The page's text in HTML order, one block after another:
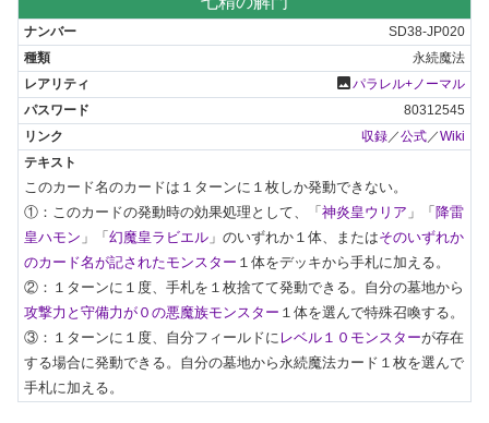
SD38-JP020
永続魔法
photoパラレル+ノーマル
80312545
収録／公式／Wiki
このカード名のカードは１ターンに１枚しか発動できない。
①：このカードの発動時の効果処理として、「 神炎皇ウリア 」「 降雷
皇ハモン 」「 幻魔皇ラビエル 」のいずれか１体、またはそのいずれか
のカード名が記されたモンスター １体をデッキから手札に加える。
②：１ターンに１度、手札を１枚捨てて発動できる。自分の墓地から
攻撃力と守備力が０の悪魔族モンスター １体を選んで特殊召喚する。
③：１ターンに１度、自分フィールドに レベル１０モンスターが存在
する場合に発動できる。自分の墓地から永続魔法カード１枚を選んで
手札に加える。